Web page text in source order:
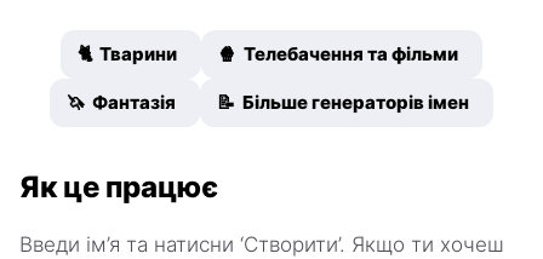
🐈 Тварини 🍿 Телебачення та фільми
🦄 Фантазія 📝 Більше генераторів імен
Як це працює
Введи ім’я та натисни ‘Створити’. Якщо ти хочеш